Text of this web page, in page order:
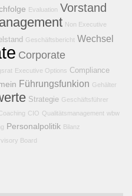
Evaluation Vorstand
Non Executive
Geschäftsbericht Wechsel
Corporate
Executive Options Compliance
Führungsfunkion Gehälter
Strategie Geschäftsführer
CIO Qualitätsmanagement wbw
Personalpolitik Bilanz
Board